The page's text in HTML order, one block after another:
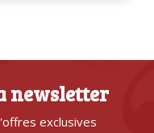
newsletter
exclusives